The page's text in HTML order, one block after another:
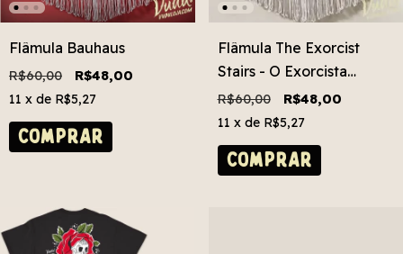
Flâmula Bauhaus
R$60,00 R$48,00
11 x de R$5,27
COMPRAR
Flâmula The Exorcist
Stairs - O Exorcista
Escada
R$60,00 R$48,00
11 x de R$5,27
COMPRAR